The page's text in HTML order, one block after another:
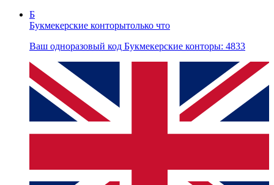
Б
Букмекерские конторытолько что
Ваш одноразовый код Букмекерские конторы: 4833